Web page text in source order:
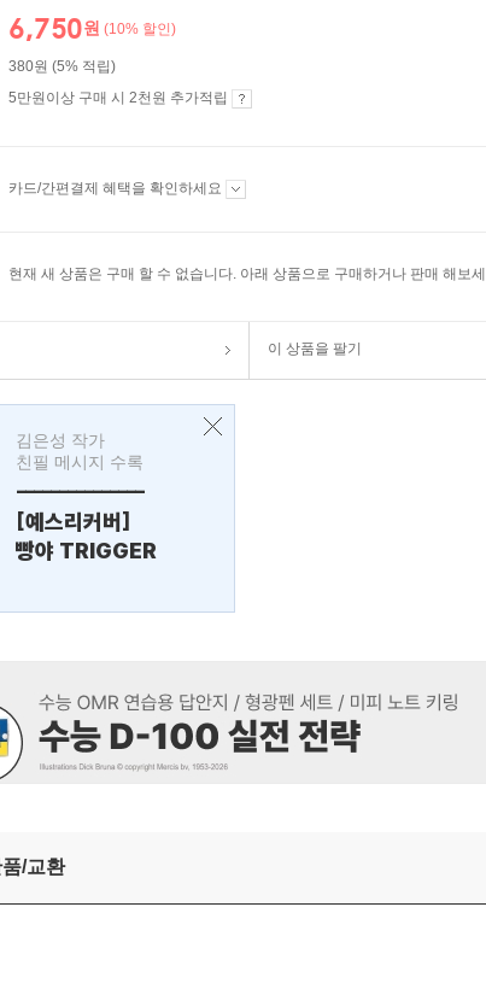
6,750원 (10% 할인)
380원 (5% 적립)
5만원이상 구매 시 2천원 추가적립
카드/간편결제 혜택을 확인하세요
현재 새 상품은 구매 할 수 없습니다. 아래 상품으로 구매하거나 판매 해보
이 상품을 팔기
김은성 작가
친필 메시지 수록
---------------
[예스리커버]
빵야 TRIGGER
/교환